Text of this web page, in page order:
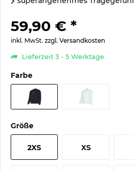
59,90 € *
inkl. MwSt. zzgl. Versandkosten
Lieferzeit 3 - 5 Werktage
Farbe
Größe
2XS XS